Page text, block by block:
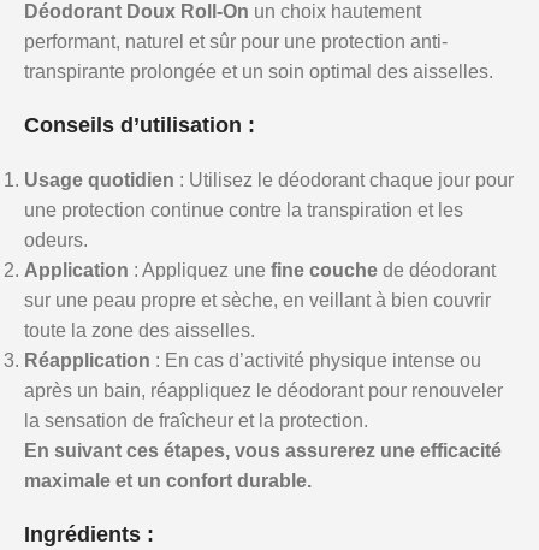
Déodorant Doux Roll-On un choix hautement
performant, naturel et sûr pour une protection anti-
transpirante prolongée et un soin optimal des aisselles.
Conseils d’utilisation :
Usage quotidien : Utilisez le déodorant chaque jour pour
une protection continue contre la transpiration et les
odeurs.
Application : Appliquez une fine couche de déodorant
sur une peau propre et sèche, en veillant à bien couvrir
toute la zone des aisselles.
Réapplication : En cas d’activité physique intense ou
après un bain, réappliquez le déodorant pour renouveler
la sensation de fraîcheur et la protection.
En suivant ces étapes, vous assurerez une efficacité
maximale et un confort durable.
Ingrédients :